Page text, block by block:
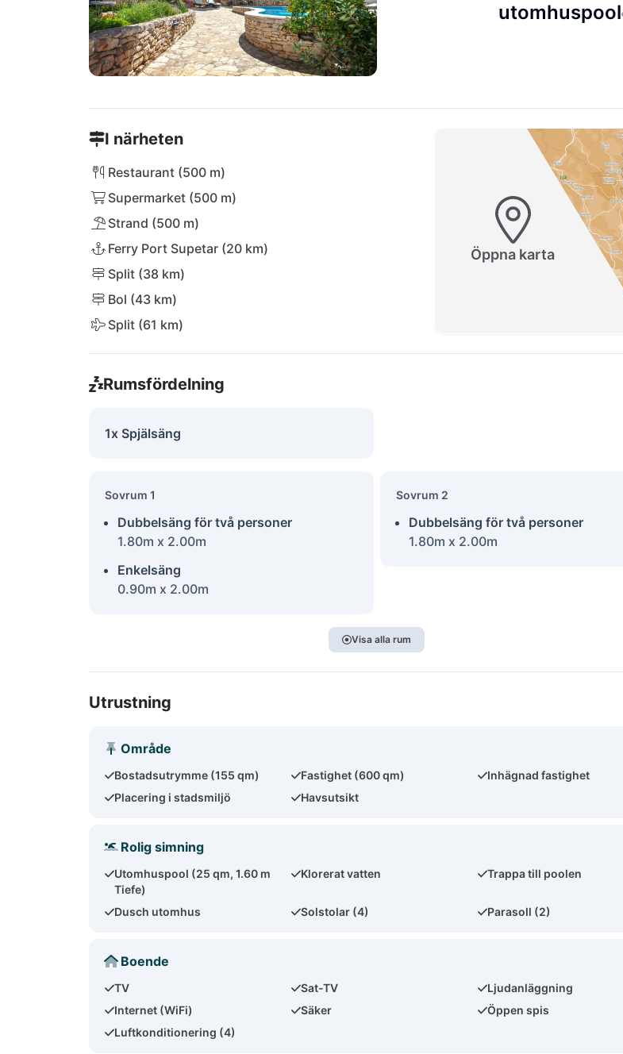
utomhuspool
I närheten
Restaurant (500 m)
Supermarket (500 m)
Strand (500 m)
Ferry Port Supetar (20 km)
Split (38 km)
Bol (43 km)
Split (61 km)
Öppna karta
Rumsfördelning
1x Spjälsäng
Sovrum 1
Dubbelsäng för två personer
1.80m x 2.00m
Enkelsäng
0.90m x 2.00m
Sovrum 2
Dubbelsäng för två personer
1.80m x 2.00m
Visa alla rum
Utrustning
Område
Bostadsutrymme (155 qm) Fastighet (600 qm)
Inhägnad fastighet
Placering i stadsmiljö
Havsutsikt
Rolig simning
Utomhuspool (25 qm, 1.60 m
Tiefe)
Klorerat vatten Trappa till poolen
Dusch utomhus Solstolar (4) Parasoll (2)
Boende
TV Sat-TV
Ljudanläggning
Internet (WiFi)
Säker
Öppen spis
Luftkonditionering (4)